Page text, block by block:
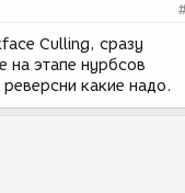
Culling, сразу
на этапе нурбсов
какие надо.